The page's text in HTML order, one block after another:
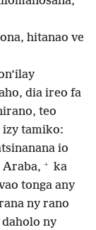
hitanao ve
dia ireo fa
teo
izy tamiko:
io
Araba, + ka
tonga any
ny rano
ny